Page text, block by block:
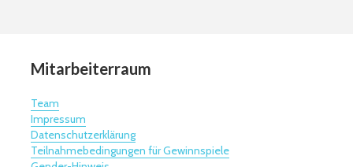
Mitarbeiterraum
Team
Impressum
Datenschutzerklärung
Teilnahmebedingungen für Gewinnspiele